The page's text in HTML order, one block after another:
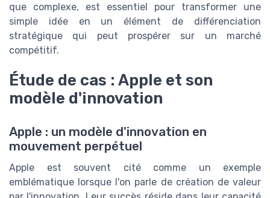
que complexe, est essentiel pour transformer une
simple idée en un élément de différenciation
stratégique qui peut prospérer sur un marché
compétitif.
Étude de cas : Apple et son
modèle d'innovation
Apple : un modèle d'innovation en
mouvement perpétuel
Apple est souvent cité comme un exemple
emblématique lorsque l'on parle de création de valeur